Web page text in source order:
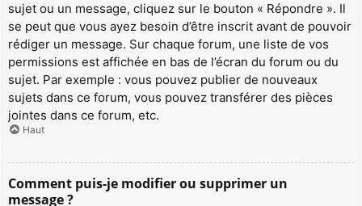
sujet ou un message, cliquez sur le bouton « Répondre ». Il
se peut que vous ayez besoin d’être inscrit avant de pouvoir
rédiger un message. Sur chaque forum, une liste de vos
permissions est affichée en bas de l’écran du forum ou du
sujet. Par exemple : vous pouvez publier de nouveaux
sujets dans ce forum, vous pouvez transférer des pièces
jointes dans ce forum, etc.
Haut
Comment puis-je modifier ou supprimer un
message ?